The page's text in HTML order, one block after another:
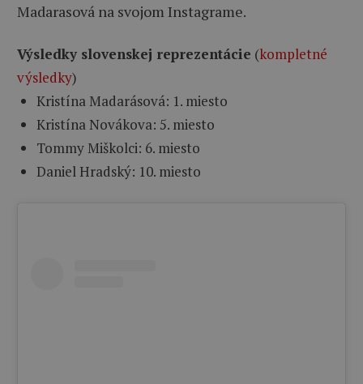
Madarasová na svojom Instagrame.
Výsledky slovenskej reprezentácie (kompletné
výsledky)
Kristína Madarásová: 1. miesto
Kristína Novákova: 5. miesto
Tommy Miškolci: 6. miesto
Daniel Hradský: 10. miesto